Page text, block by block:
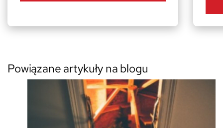
Powiązane artykuły na blogu